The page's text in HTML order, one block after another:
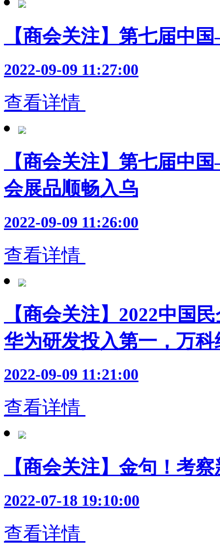
【商会关注】第七届中
2022-09-09 11:27:00
查看详情
【商会关注】第七届中
会展品顺畅入乌
2022-09-09 11:26:00
查看详情
【商会关注】2022中国
华为研发投入第一，万
2022-09-09 11:21:00
查看详情
【商会关注】金句！考
2022-07-18 19:10:00
查看详情